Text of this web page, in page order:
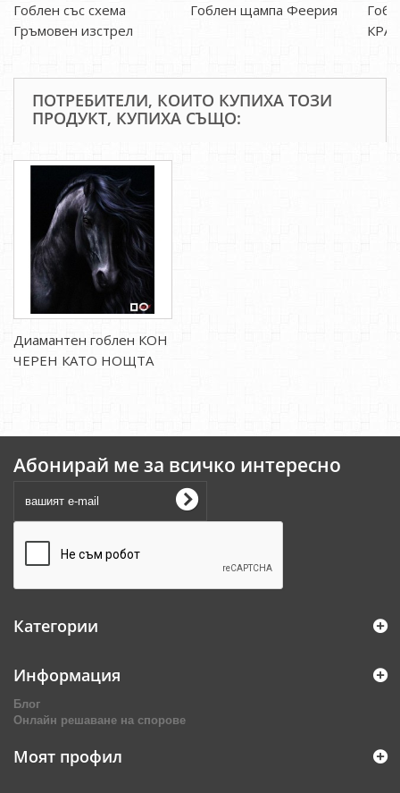
Гоблен със схема
Гръмовен изстрел
Гоблен щампа Феерия
ПОТРЕБИТЕЛИ, КОИТО КУПИХА ТОЗИ
ПРОДУКТ, КУПИХА СЪЩО:
Диамантен гоблен КОН
ЧЕРЕН КАТО НОЩТА
Абонирай ме за всичко интересно
Категории
Информация
Блог
Онлайн решаване на спорове
Моят профил